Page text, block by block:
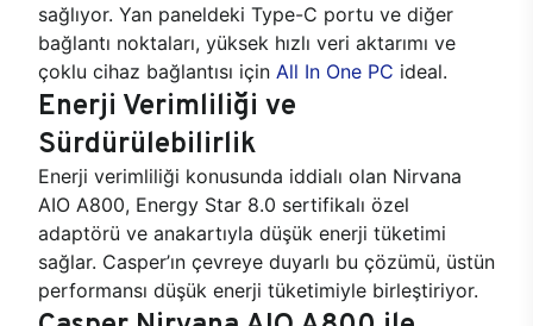
sağlıyor. Yan paneldeki Type-C portu ve diğer
bağlantı noktaları, yüksek hızlı veri aktarımı ve
çoklu cihaz bağlantısı için All In One PC ideal.
Enerji Verimliliği ve
Sürdürülebilirlik
Enerji verimliliği konusunda iddialı olan Nirvana
AIO A800, Energy Star 8.0 sertifikalı özel
adaptörü ve anakartıyla düşük enerji tüketimi
sağlar. Casper’ın çevreye duyarlı bu çözümü, üstün
performansı düşük enerji tüketimiyle birleştiriyor.